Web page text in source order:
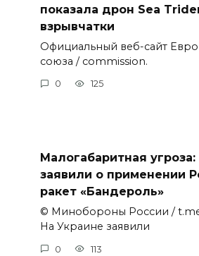
показала дрон Sea
взрывчатки
Официальный веб-сайт
союза / commission.
0 125
Малогабаритная угроза:
заявили о применении
ракет «Бандероль»
© Минобороны России /
На Украине заявили
0 113